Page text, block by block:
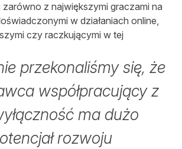
z największymi graczami na
w działaniach online,
czy raczkującymi w tej
przekonaliśmy się, że
współpracujący z
ma dużo
rozwoju